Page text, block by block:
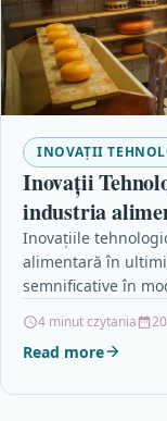
INOVAȚII
Inovații
industria
Inovațiile
alimentară în
semnificative în
4 minut czytania
Read more